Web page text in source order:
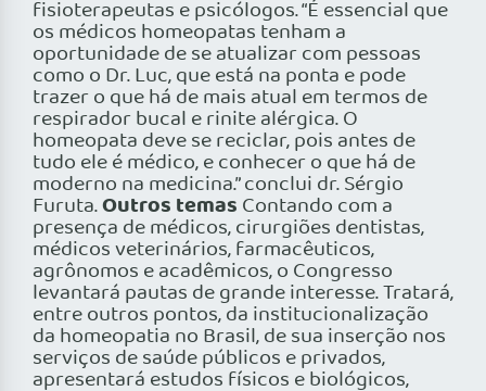
fisioterapeutas e psicólogos. “É essencial que
os médicos homeopatas tenham a
oportunidade de se atualizar com pessoas
como o Dr. Luc, que está na ponta e pode
trazer o que há de mais atual em termos de
respirador bucal e rinite alérgica. O
homeopata deve se reciclar, pois antes de
tudo ele é médico, e conhecer o que há de
moderno na medicina.” conclui dr. Sérgio
Furuta.Outros temas Contando com a
presença de médicos, cirurgiões dentistas,
médicos veterinários, farmacêuticos,
agrônomos e acadêmicos, o Congresso
levantará pautas de grande interesse. Tratará,
entre outros pontos, da institucionalização
da homeopatia no Brasil, de sua inserção nos
serviços de saúde públicos e privados,
apresentará estudos físicos e biológicos,